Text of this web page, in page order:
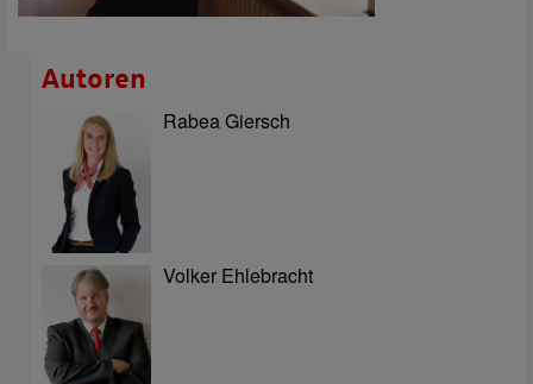
Autoren
Rabea Giersch
Volker Ehlebracht